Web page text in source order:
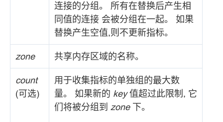
连接的分组。 所有在替换后产生相
同值的连接 会被分组在一起。 如果
替换产生空值,则不更新指标。
zone 共享内存区域的名称。
count
(可选)
用于收集指标的单独组的最大数
量。 如果新的 key值超过此限制, 它
们将被分组到 zone下。